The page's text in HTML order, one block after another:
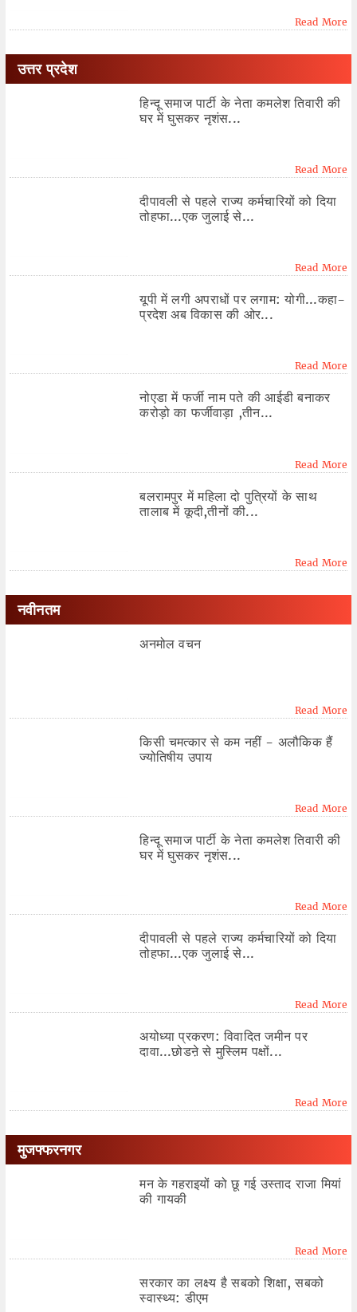
Read More
उत्तर प्रदेश
हिन्दू समाज पार्टी के नेता कमलेश तिवारी की
घर में घुसकर नृशंस...
Read More
दीपावली से पहले राज्य कर्मचारियों को दिया
तोहफा...एक जुलाई से...
Read More
यूपी में लगी अपराधों पर लगाम: योगी...कहा-
प्रदेश अब विकास की ओर...
Read More
नोएडा में फर्जी नाम पते की आईडी बनाकर
करोड़ो का फर्जीवाड़ा ,तीन...
Read More
बलरामपुर में महिला दो पुत्रियों के साथ
तालाब में कूदी,तीनों की...
Read More
नवीनतम
अनमोल वचन
Read More
किसी चमत्कार से कम नहीं - अलौकिक हैं
ज्योतिषीय उपाय
Read More
हिन्दू समाज पार्टी के नेता कमलेश तिवारी की
घर में घुसकर नृशंस...
Read More
दीपावली से पहले राज्य कर्मचारियों को दिया
तोहफा...एक जुलाई से...
Read More
अयोध्या प्रकरण: विवादित जमीन पर
दावा...छोडऩे से मुस्लिम पक्षों...
Read More
मुजफ्फरनगर
मन के गहराइयों को छू गई उस्ताद राजा मियां
की गायकी
Read More
सरकार का लक्ष्य है सबको शिक्षा, सबको
स्वास्थ्य: डीएम